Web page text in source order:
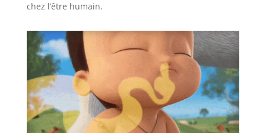
chez l’être humain.